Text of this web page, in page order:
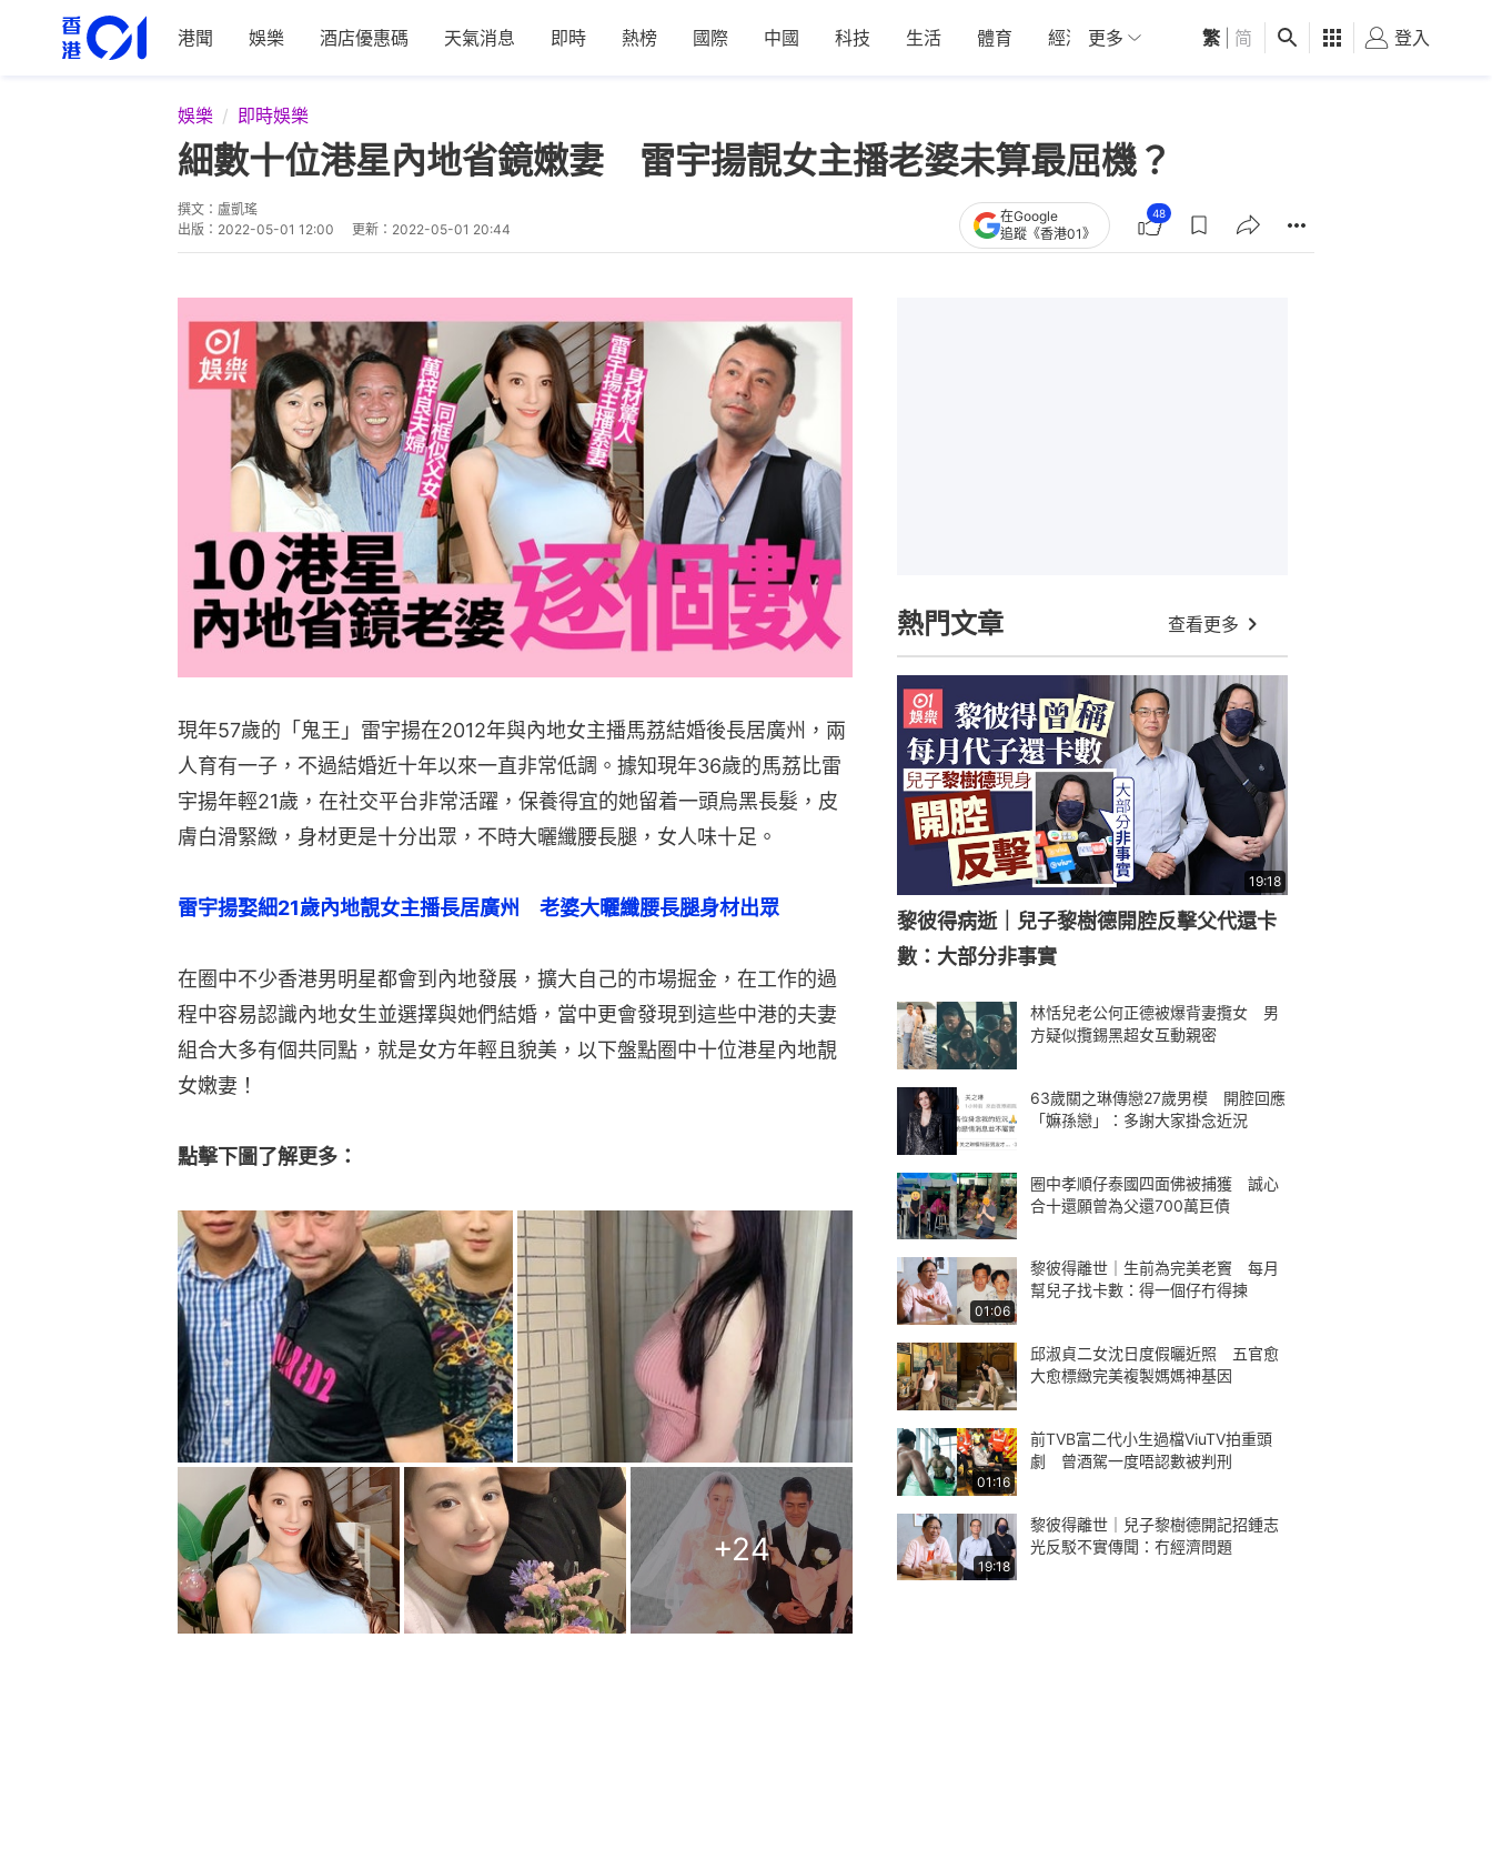
港聞 娛樂 酒店優惠碼 天氣消息 即時 熱榜 國際 中國 科技 生活 體育 經濟 01深圳 觀點 健康 好食玩飛
更多 繁 简 登入
娛樂 即時娛樂
細數十位港星內地省鏡嫩妻 雷宇揚靚女主播老婆未算最屈機？
撰文： 盧凱瑤
出版： 2022-05-01 12:00 更新： 2022-05-01 20:44
在Google
追蹤《香港01》
48
現年57歲的「鬼王」雷宇揚在2012年與內地女主播馬荔結婚後長居廣州，兩
人育有一子，不過結婚近十年以來一直非常低調。據知現年36歲的馬荔比雷
宇揚年輕21歲，在社交平台非常活躍，保養得宜的她留着一頭烏黑長髮，皮
膚白滑緊緻，身材更是十分出眾，不時大曬纖腰長腿，女人味十足。
雷宇揚娶細21歲內地靚女主播長居廣州　老婆大曬纖腰長腿身材出眾
在圈中不少香港男明星都會到內地發展，擴大自己的市場掘金，在工作的過
程中容易認識內地女生並選擇與她們結婚，當中更會發現到這些中港的夫妻
組合大多有個共同點，就是女方年輕且貌美，以下盤點圈中十位港星內地靚
女嫩妻！
點擊下圖了解更多：
+24
熱門文章 查看更多
19:18
黎彼得病逝｜兒子黎樹德開腔反擊父代還卡
數：大部分非事實
林恬兒老公何正德被爆背妻攬女 男
方疑似攬錫黑超女互動親密
63歲關之琳傳戀27歲男模 開腔回應
「嫲孫戀」：多謝大家掛念近況
圈中孝順仔泰國四面佛被捕獲 誠心
合十還願曾為父還700萬巨債
01:06
黎彼得離世｜生前為完美老竇 每月
幫兒子找卡數：得一個仔冇得揀
邱淑貞二女沈日度假曬近照 五官愈
大愈標緻完美複製媽媽神基因
01:16
前TVB富二代小生過檔ViuTV拍重頭
劇 曾酒駕一度唔認數被判刑
19:18
黎彼得離世｜兒子黎樹德開記招鍾志
光反駁不實傳聞：冇經濟問題